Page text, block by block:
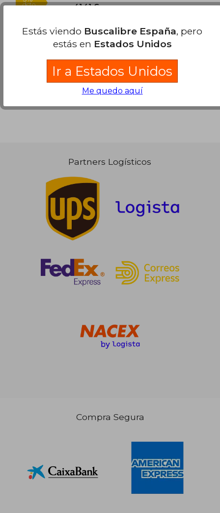
la Búsqueda sin exigir que estén presentes todos
los términos buscados..
Partners Logísticos
Compra Segura
Estás viendo Buscalibre España, pero
estás en Estados Unidos
Ir a Estados Unidos
Me quedo aquí